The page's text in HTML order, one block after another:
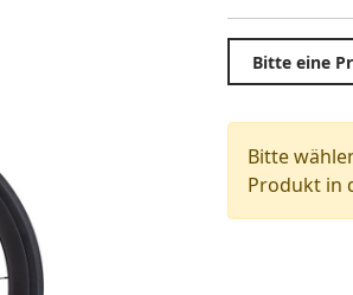
Bitte
Produkt in